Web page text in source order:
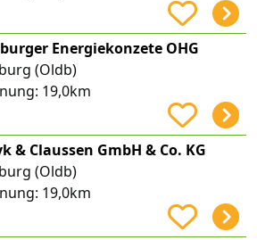
Energiekonzete OHG
(Oldb)
19,0km
& Claussen GmbH & Co. KG
(Oldb)
19,0km